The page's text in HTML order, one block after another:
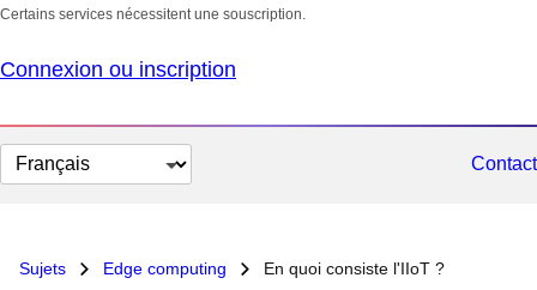
Certains services nécessitent une souscription.
Connexion ou inscription
Changer
la
Contact
Sujets Edge computing En quoi consiste l'IIoT ?